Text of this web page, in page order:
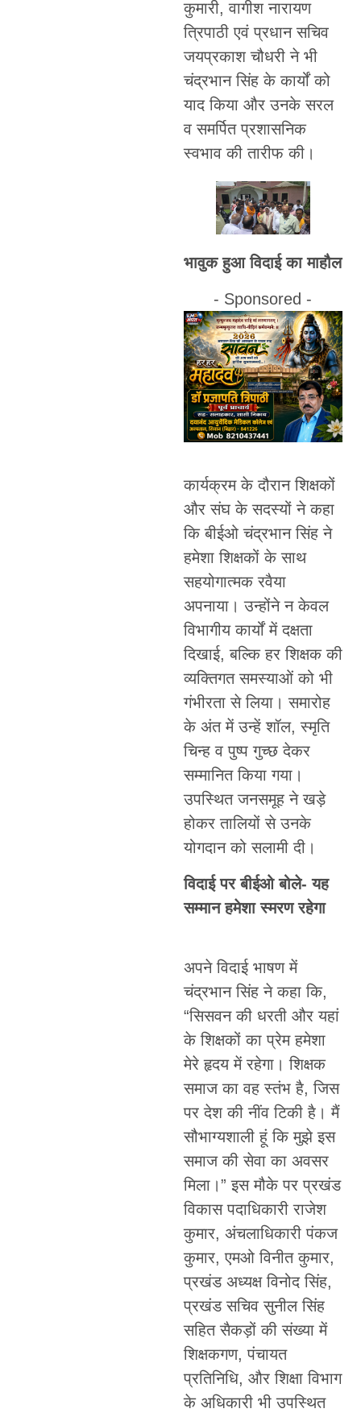
कुमारी, वागीश नारायण
त्रिपाठी एवं प्रधान सचिव
जयप्रकाश चौधरी ने भी
चंद्रभान सिंह के कार्यों को
याद किया और उनके सरल
व समर्पित प्रशासनिक
स्वभाव की तारीफ की।
भावुक हुआ विदाई का माहौल
- Sponsored -
कार्यक्रम के दौरान शिक्षकों
और संघ के सदस्यों ने कहा
कि बीईओ चंद्रभान सिंह ने
हमेशा शिक्षकों के साथ
सहयोगात्मक रवैया
अपनाया। उन्होंने न केवल
विभागीय कार्यों में दक्षता
दिखाई, बल्कि हर शिक्षक की
व्यक्तिगत समस्याओं को भी
गंभीरता से लिया। समारोह
के अंत में उन्हें शॉल, स्मृति
चिन्ह व पुष्प गुच्छ देकर
सम्मानित किया गया।
उपस्थित जनसमूह ने खड़े
होकर तालियों से उनके
योगदान को सलामी दी।
विदाई पर बीईओ बोले- यह
सम्मान हमेशा स्मरण रहेगा
अपने विदाई भाषण में
चंद्रभान सिंह ने कहा कि,
“सिसवन की धरती और यहां
के शिक्षकों का प्रेम हमेशा
मेरे हृदय में रहेगा। शिक्षक
समाज का वह स्तंभ है, जिस
पर देश की नींव टिकी है। मैं
सौभाग्यशाली हूं कि मुझे इस
समाज की सेवा का अवसर
मिला।” इस मौके पर प्रखंड
विकास पदाधिकारी राजेश
कुमार, अंचलाधिकारी पंकज
कुमार, एमओ विनीत कुमार,
प्रखंड अध्यक्ष विनोद सिंह,
प्रखंड सचिव सुनील सिंह
सहित सैकड़ों की संख्या में
शिक्षकगण, पंचायत
प्रतिनिधि, और शिक्षा विभाग
के अधिकारी भी उपस्थित